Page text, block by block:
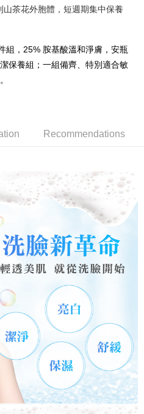
Bank SinoPac
orders of NT$699 or more
orders of NT$1,000 or more
orders of NT$1,000 or more
orders of NT$1,000 or more
orders of NT$1,000 or more
orders of NT$1,000 or more
orders of NT$2,000 or more
orders of NT$1,000 or more
茶花外胞體，短週期集中保養
組，25% 胺基酸溫和淨膚，安瓶
保養組；一組備齊、特別適合敏
Recommendations